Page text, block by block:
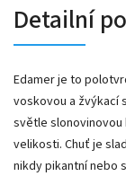
Detailní
Edamer je to
voskovou a žvýkací
světle slonovinovou
velikosti. Chuť je
nikdy pikantní nebo